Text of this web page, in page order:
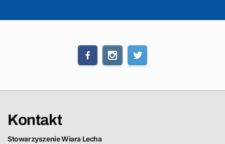
Kontakt
Stowarzyszenie Wiara Lecha